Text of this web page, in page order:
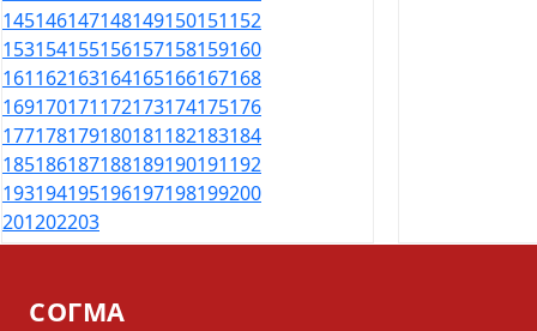
145146147148149150151152
153154155156157158159160
161162163164165166167168
169170171172173174175176
177178179180181182183184
185186187188189190191192
193194195196197198199200
201202203
СОГМА